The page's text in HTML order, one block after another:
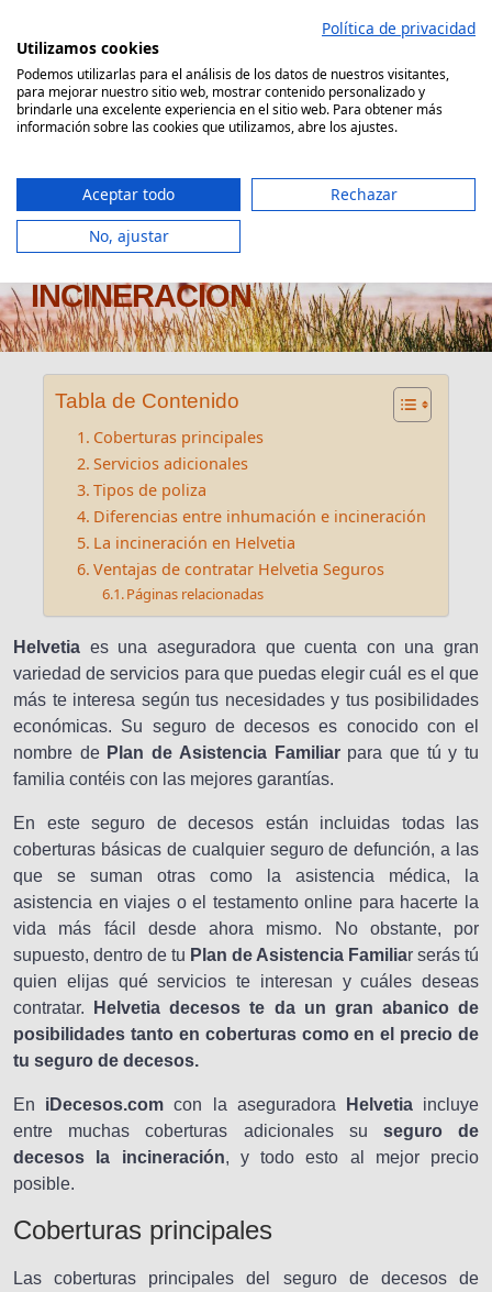
contenido
Comparador Seguro Decesos
SEGURO DECESOS HELVETIA
INCINERACIÓN
Tabla de Contenido
Coberturas principales
Servicios adicionales
Tipos de poliza
Diferencias entre inhumación e incineración
La incineración en Helvetia
Ventajas de contratar Helvetia Seguros
Páginas relacionadas
Helvetia es una aseguradora que cuenta con una gran
variedad de servicios para que puedas elegir cuál es el que
más te interesa según tus necesidades y tus posibilidades
económicas. Su seguro de decesos es conocido con el
nombre de Plan de Asistencia Familiarpara que tú y tu
familia contéis con las mejores garantías.
En este seguro de decesos están incluidas todas las
coberturas básicas de cualquier seguro de defunción, a las
que se suman otras como la asistencia médica, la
asistencia en viajes o el testamento online para hacerte la
vida más fácil desde ahora mismo. No obstante, por
supuesto, dentro de tu Plan de Asistencia Familiar serás tú
quien elijas qué servicios te interesan y cuáles deseas
contratar.
Helvetia decesos te da un gran abanico de
posibilidades tanto en coberturas como en el precio de
tu seguro de decesos.
En iDecesos.com con la aseguradora Helvetiaincluye
entre muchas coberturas adicionales su seguro de
decesos la incineración, y todo esto al mejor precio
posible.
Coberturas principales
Las coberturas principales del seguro de decesos de
Política de privacidad
Utilizamos cookies
Podemos utilizarlas para el análisis de los datos de nuestros visitantes,
para mejorar nuestro sitio web, mostrar contenido personalizado y
brindarle una excelente experiencia en el sitio web. Para obtener más
información sobre las cookies que utilizamos, abre los ajustes.
Aceptar todo
Rechazar
No, ajustar